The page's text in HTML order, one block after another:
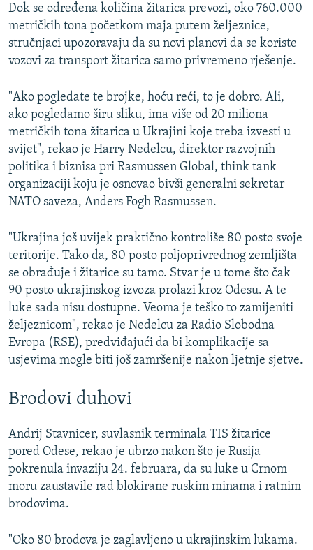
Dok se određena količina žitarica prevozi, oko 760.000
metričkih tona početkom maja putem željeznice,
stručnjaci upozoravaju da su novi planovi da se koriste
vozovi za transport žitarica samo privremeno rješenje.
"Ako pogledate te brojke, hoću reći, to je dobro. Ali,
ako pogledamo širu sliku, ima više od 20 miliona
metričkih tona žitarica u Ukrajini koje treba izvesti u
svijet", rekao je Harry Nedelcu, direktor razvojnih
politika i biznisa pri Rasmussen Global, think tank
organizaciji koju je osnovao bivši generalni sekretar
NATO saveza, Anders Fogh Rasmussen.
"Ukrajina još uvijek praktično kontroliše 80 posto svoje
teritorije. Tako da, 80 posto poljoprivrednog zemljišta
se obrađuje i žitarice su tamo. Stvar je u tome što čak
90 posto ukrajinskog izvoza prolazi kroz Odesu. A te
luke sada nisu dostupne. Veoma je teško to zamijeniti
željeznicom", rekao je Nedelcu za Radio Slobodna
Evropa (RSE), predviđajući da bi komplikacije sa
usjevima mogle biti još zamršenije nakon ljetnje sjetve.
Brodovi duhovi
Andrij Stavnicer, suvlasnik terminala TIS žitarice
pored Odese, rekao je ubrzo nakon što je Rusija
pokrenula invaziju 24. februara, da su luke u Crnom
moru zaustavile rad blokirane ruskim minama i ratnim
brodovima.
"Oko 80 brodova je zaglavljeno u ukrajinskim lukama.